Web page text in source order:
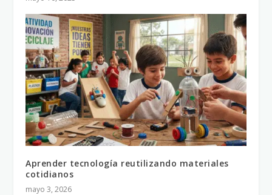
Aprender tecnología reutilizando materiales
cotidianos
mayo 3, 2026